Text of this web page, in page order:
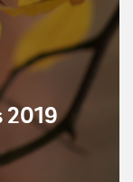
2019